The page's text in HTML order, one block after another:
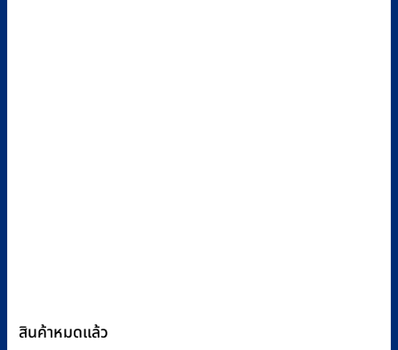
สินค้าหมดแล้ว